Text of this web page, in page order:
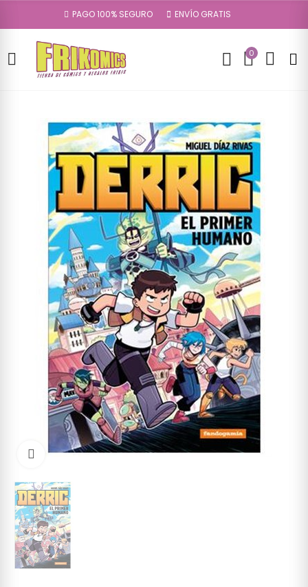
PAGO 100% SEGURO ENVÍO GRATIS
0
Click to enlarge